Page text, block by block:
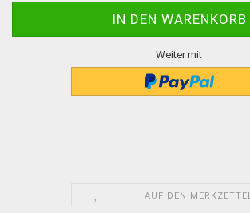
Weiter mit
AUF DEN MERKZETTEL